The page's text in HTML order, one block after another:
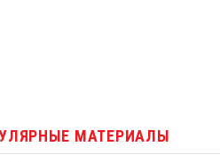
МАТЕРИАЛЫ